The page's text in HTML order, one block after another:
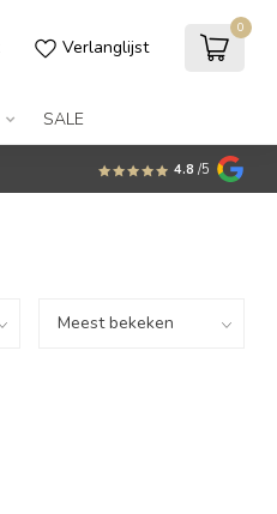
Verlanglijst
0
SALE
4.8 /5